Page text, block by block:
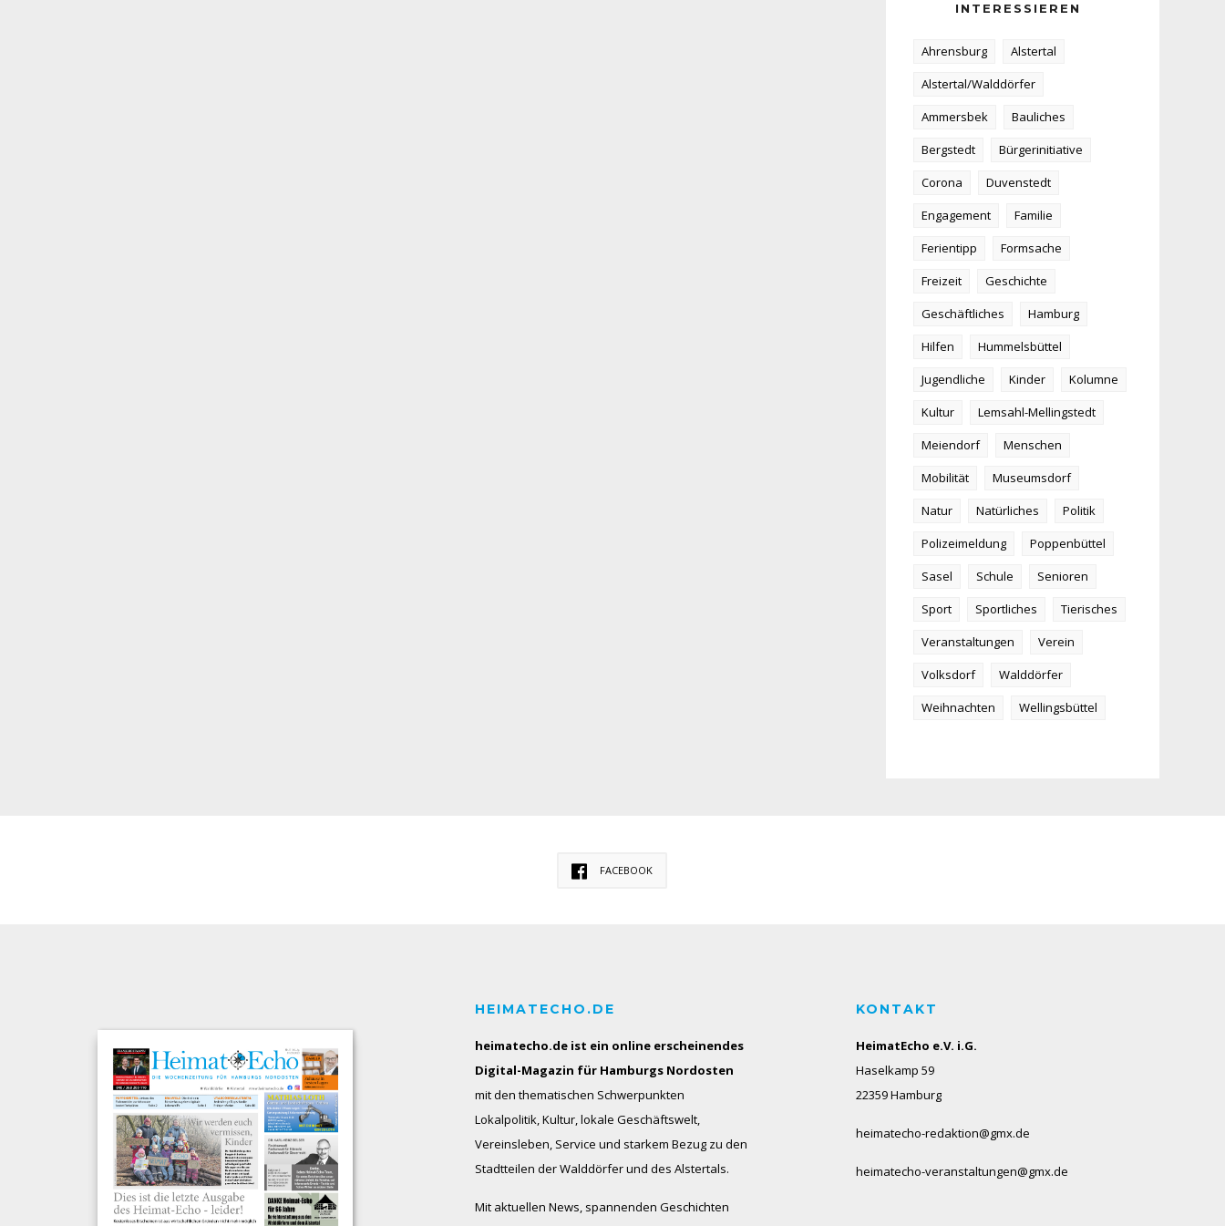
INTERESSIEREN
Ahrensburg
Alstertal
Alstertal/Walddörfer
Ammersbek
Bauliches
Bergstedt
Bürgerinitiative
Corona
Duvenstedt
Engagement
Familie
Ferientipp
Formsache
Freizeit
Geschichte
Geschäftliches
Hamburg
Hilfen
Hummelsbüttel
Jugendliche
Kinder
Kolumne
Kultur
Lemsahl-Mellingstedt
Meiendorf
Menschen
Mobilität
Museumsdorf
Natur
Natürliches
Politik
Polizeimeldung
Poppenbüttel
Sasel
Schule
Senioren
Sport
Sportliches
Tierisches
Veranstaltungen
Verein
Volksdorf
Walddörfer
Weihnachten
Wellingsbüttel
FACEBOOK
HEIMATECHO.DE
heimatecho.de ist ein online erscheinendes
Digital-Magazin für Hamburgs Nordosten
mit den thematischen Schwerpunkten
Lokalpolitik, Kultur, lokale Geschäftswelt,
Vereinsleben, Service und starkem Bezug zu den
Stadtteilen der Walddörfer und des Alstertals.
Mit aktuellen News, spannenden Geschichten
KONTAKT
HeimatEcho e.V. i.G.
Haselkamp 59
22359 Hamburg
heimatecho-redaktion@gmx.de
heimatecho-veranstaltungen@gmx.de